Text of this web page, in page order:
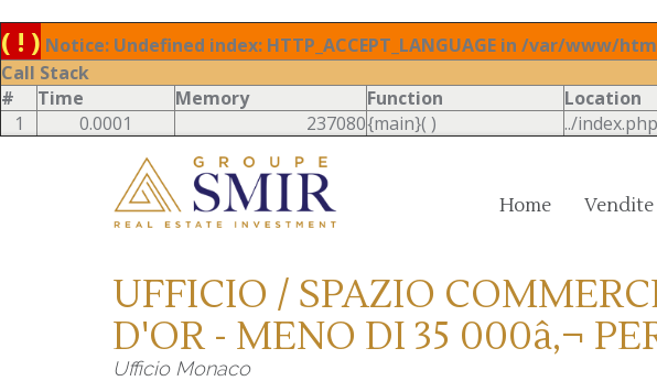
( ! ) Notice: Undefined index: HTTP_ACCEPT_LANGUAGE in /var/www/
Call Stack
#
Time Memory Function
Location
1
0.0001 237080{main}( ) ../index.php
Home Vendite
UFFICIO / SPAZIO
D'OR - MENO DI 35 000â‚¬
Ufficio Monaco